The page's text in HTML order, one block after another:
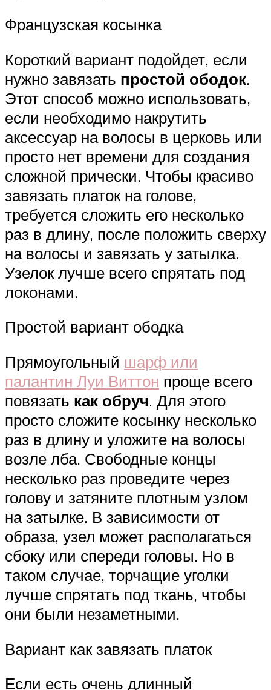
Французская косынка
Короткий вариант подойдет, если
нужно завязать простой ободок.
Этот способ можно использовать,
если необходимо накрутить
аксессуар на волосы в церковь или
просто нет времени для создания
сложной прически. Чтобы красиво
завязать платок на голове,
требуется сложить его несколько
раз в длину, после положить сверху
на волосы и завязать у затылка.
Узелок лучше всего спрятать под
локонами.
Простой вариант ободка
Прямоугольный шарф или
палантин Луи Виттон проще всего
повязать как обруч. Для этого
просто сложите косынку несколько
раз в длину и уложите на волосы
возле лба. Свободные концы
несколько раз проведите через
голову и затяните плотным узлом
на затылке. В зависимости от
образа, узел может располагаться
сбоку или спереди головы. Но в
таком случае, торчащие уголки
лучше спрятать под ткань, чтобы
они были незаметными.
Вариант как завязать платок
Если есть очень длинный